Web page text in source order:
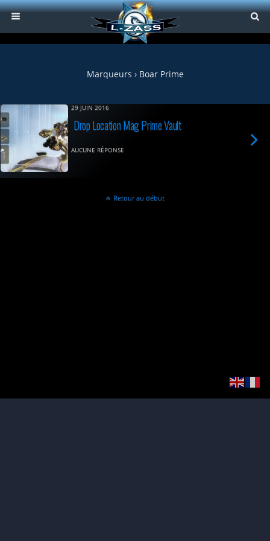
Marqueurs › Boar Prime
29 JUIN 2016
Drop Location Mag Prime Vault
AUCUNE RÉPONSE
Retour au début